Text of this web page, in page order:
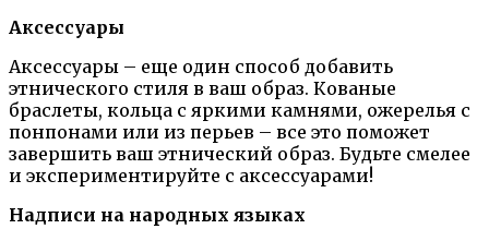
Аксессуары
Аксессуары – еще один способ добавить
этнического стиля в ваш образ. Кованые
браслеты, кольца с яркими камнями, ожерелья с
понпонами или из перьев – все это поможет
завершить ваш этнический образ. Будьте смелее
и экспериментируйте с аксессуарами!
Надписи на народных языках